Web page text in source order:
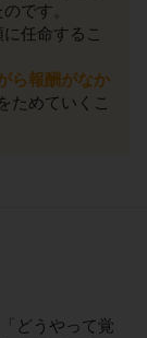
です。
任命するこ
ら報酬がなか
ためていくこ
どうやって覚